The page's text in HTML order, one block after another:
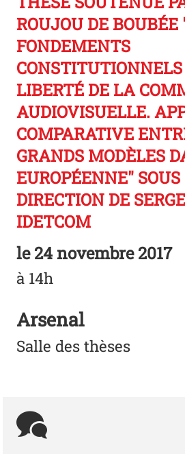
ROUJOU DE BOUBÉE
FONDEMENTS
LIBERTÉ DE LA
AUDIOVISUELLE.
COMPARATIVE
GRANDS MODÈLES
EUROPÉENNE"
DIRECTION DE
IDETCOM
le24 novembre 2017
à 14h
Arsenal
Salle des thèses